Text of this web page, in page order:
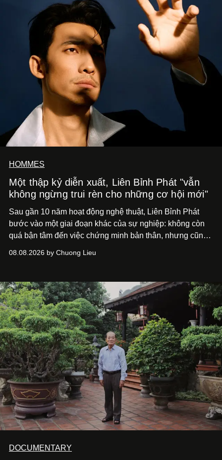
HOMMES
Một thập kỷ diễn xuất, Liên Bỉnh Phát "vẫn
không ngừng trui rèn cho những cơ hội mới"
Sau gần 10 năm hoạt động nghệ thuật, Liên Bỉnh Phát
bước vào một giai đoạn khác của sự nghiệp: không còn
quá bận tâm đến việc chứng minh bản thân, nhưng cũng
phim điện ảnh trong nửa đầu 2026 đến hành trình trở lại
bằng một tâm thế điềm tĩnh hơn. Anh tiếp tục học hỏi, trau
dồi và chờ đợi những vai diễn đủ sức đưa mình đến
những vùng đất mới. Ở tuổi ngoài 30, điều anh theo đuổi
không phải những đích đến quá lớn, mà là khả năng luôn
tiến về phía trước.
08.08.2026 by Chuong Lieu
DOCUMENTARY